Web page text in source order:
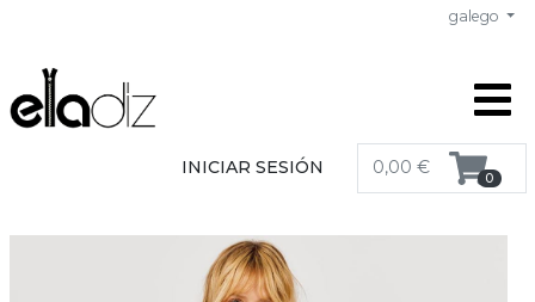
galego
INICIAR SESIÓN 0,00 € 0